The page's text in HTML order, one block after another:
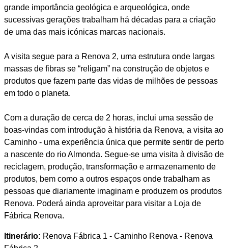
grande importância geológica e arqueológica, onde
sucessivas gerações trabalham há décadas para a criação
de uma das mais icónicas marcas nacionais.
A visita segue para a Renova 2, uma estrutura onde largas
massas de fibras se “religam” na construção de objetos e
produtos que fazem parte das vidas de milhões de pessoas
em todo o planeta.
Com a duração de cerca de 2 horas, inclui uma sessão de
boas-vindas com introdução à história da Renova, a visita ao
Caminho - uma experiência única que permite sentir de perto
a nascente do rio Almonda. Segue-se uma visita à divisão de
reciclagem, produção, transformação e armazenamento de
produtos, bem como a outros espaços onde trabalham as
pessoas que diariamente imaginam e produzem os produtos
Renova. Poderá ainda aproveitar para visitar a Loja de
Fábrica Renova.
Itinerário: Renova Fábrica 1 - Caminho Renova - Renova